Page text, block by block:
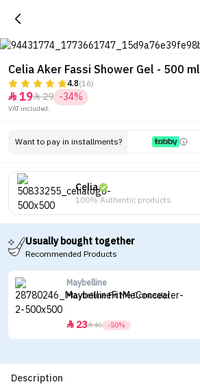
Celia Aker Fassi Shower Gel - 500 ml
4.8(16)
 1929 -34%
VAT included.
Want to pay in installments?
Celia
100% Authentic products
Usually bought together
Recommended Products
Maybelline
Maybelline Fit Me Concealer
 2346 -50%
Description